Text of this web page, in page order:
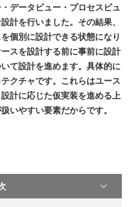
データビュー・プロセスビュ
計を行いました。その結果、
個別に設計できる状態になり
スを設計する前に事前に設計
て設計を進めます。具体的に
クチャです。これらはユース
計に応じた仮実装を進める上
いやすい要素だからです。